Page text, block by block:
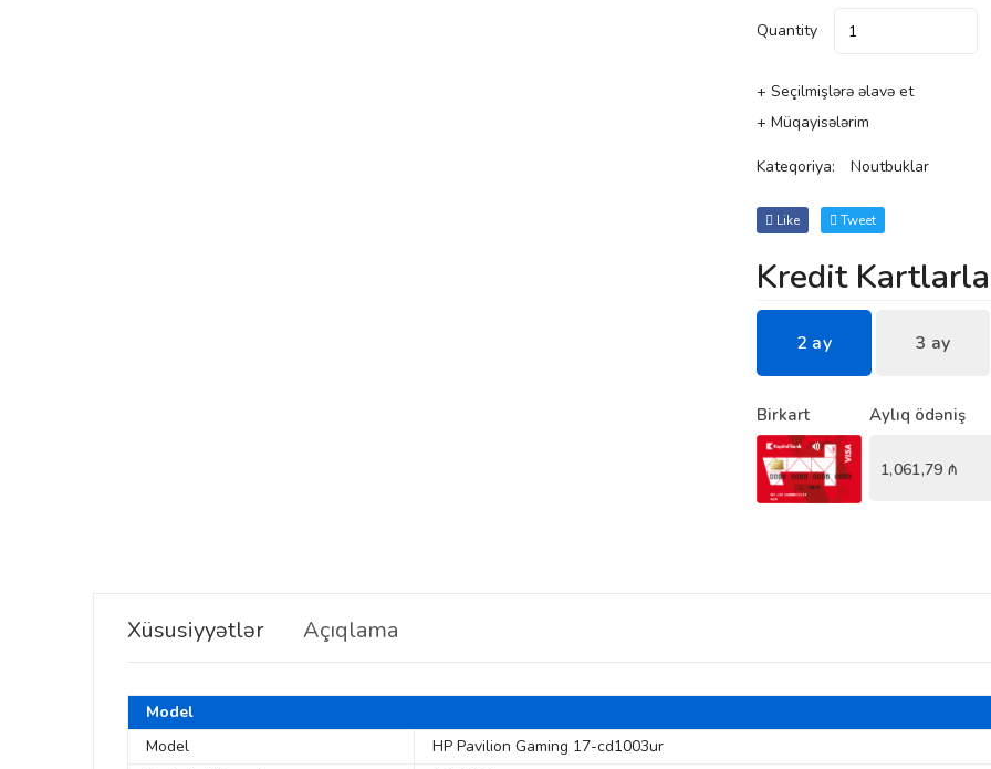
Quantity
+ Seçilmişlərə əlavə et
+ Müqayisələrim
Kateqoriya: Noutbuklar
Like Tweet
Kredit Kartlarla
2 ay 3 ay
Birkart Aylıq ödəniş
1,061,79 ₼
Xüsusiyyətlər Açıqlama
Model
Model
HP Pavilion Gaming 17-cd1003ur